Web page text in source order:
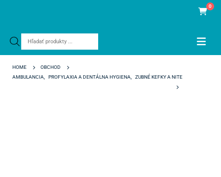
Products
0
HOME
OBCHOD
AMBULANCIA
PROFYLAXIA A DENTÁLNA HYGIENA ZUBNÉ KEFKY A NITE